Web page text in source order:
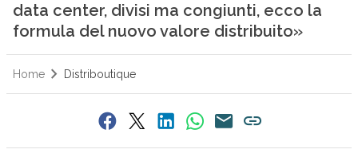
data center, divisi ma congiunti, ecco la
formula del nuovo valore distribuito»
Home Distriboutique